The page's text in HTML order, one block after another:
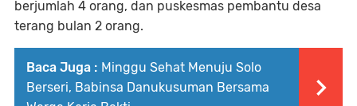
berjumlah 4 orang, dan puskesmas pembantu desa
terang bulan 2 orang.
Baca Juga : Minggu Sehat Menuju Solo
Berseri, Babinsa Danukusuman Bersama